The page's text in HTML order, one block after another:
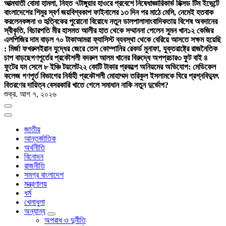
আত্মঘাতী বোমা হামলা, নিহত ৭টাঙ্গুয়ার হাওরে প্রবেশে নিষেধাজ্ঞারিকার্ভ মিক্সড টিম ইভেন্টে
বাংলাদেশের শিমুর স্বর্ণ জয়বিশ্বকাপ ফাইনালের ১৩ দিন পর মাঠে মেসি, নেমেই হতবাক
করলেনকঙ্গনা ও হৃত্বিকের পুরোনো বিরোধে নতুন ডালপালাসাংবাদিকতায় বিশেষ অবদানের
স্বীকৃতি, বিচারপতি মীর হাসমত আলীর হাত থেকে সম্মাননা পেলেন সুমন খান১২ কেজির
এলপিজির দাম বাড়ল ৭০ টাকাআমরা ফ্যাসিস্ট ব্যবস্থা থেকে বেরিয়ে আসতে সক্ষম হয়েছি
: মির্জা ফখরুলইরান যুদ্ধের জেরে তেল কোম্পানির রেকর্ড মুনাফা, যুক্তরাষ্ট্রে রাজনৈতিক
চাপ বাড়ছেগণপূর্তের প্রকৌশলী বদরুল আলম খানের বিরুদ্ধে অপপ্রচার৩ ফুট বাই ৪
ফুটের যম সেলে ৮ ইঞ্চি টয়লেট২২ কোটি টাকার প্রকল্পে অনিয়মের অভিযোগ: মেডিকেল
কলেজ গণপূর্ত বিভাগের নির্বাহী প্রকৌশলী মোহাম্মদ তরিকুল ইসলামকে ঘিরে প্রশ্নবিদ্যুৎ
বিতরণের দায়িত্ব বেসরকারি খাতে গেলে সমাধান নাকি নতুন দুর্ভোগ?
শুক্র. আগ ৭, ২০২৬
জাতীয়
আন্তর্জাতিক
অর্থনীতি
বিনোদন
রাজনীতি
সমগ্র বাংলাদেশ
মন্ত্রণালয়
ধর্ম
খেলাধুলা
অন্যান্য
অপরাধ ও দুর্নীতি